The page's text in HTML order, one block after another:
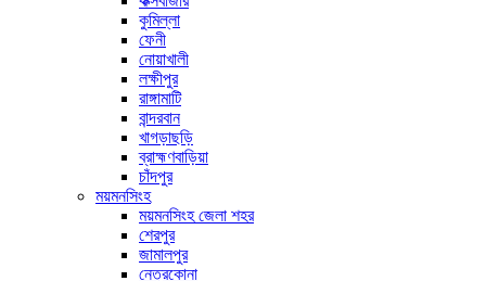
কুমিল্লা
ফেনী
নোয়াখালী
লক্ষীপুর
রাঙ্গামাটি
বান্দরবান
খাগড়াছড়ি
ব্রাহ্মণবাড়িয়া
চাঁদপুর
ময়মনসিংহ
ময়মনসিংহ জেলা শহর
শেরপুর
জামালপুর
নেত্রকোনা